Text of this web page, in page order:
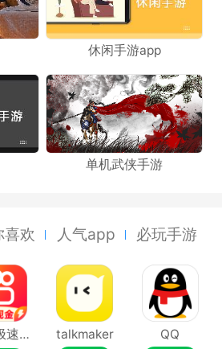
休闲手游app
单机武侠手游
喜欢 人气app 必玩手游
快手极速版 talkmaker QQ